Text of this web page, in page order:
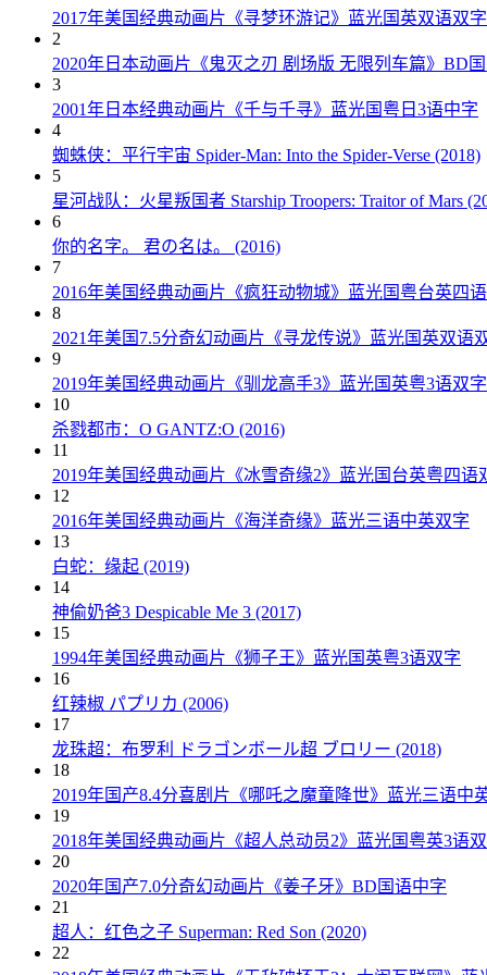
2017年美国经典动画片《寻梦环游记》蓝光国英双语双字
2
2020年日本动画片《鬼灭之刃 剧场版 无限列车篇》BD
3
2001年日本经典动画片《千与千寻》蓝光国粤日3语中字
4
蜘蛛侠：平行宇宙 Spider-Man: Into the Spider-Verse (2018)
5
星河战队：火星叛国者 Starship Troopers: Traitor of Mars
6
你的名字。 君の名は。 (2016)
7
2016年美国经典动画片《疯狂动物城》蓝光国粤台英四
8
2021年美国7.5分奇幻动画片《寻龙传说》蓝光国英双语
9
2019年美国经典动画片《驯龙高手3》蓝光国英粤3语双字
10
杀戮都市：O GANTZ:O (2016)
11
2019年美国经典动画片《冰雪奇缘2》蓝光国台英粤四语
12
2016年美国经典动画片《海洋奇缘》蓝光三语中英双字
13
白蛇：缘起 (2019)
14
神偷奶爸3 Despicable Me 3 (2017)
15
1994年美国经典动画片《狮子王》蓝光国英粤3语双字
16
红辣椒 パプリカ (2006)
17
龙珠超：布罗利 ドラゴンボール超 ブロリー (2018)
18
2019年国产8.4分喜剧片《哪吒之魔童降世》蓝光三语中
19
2018年美国经典动画片《超人总动员2》蓝光国粤英3语
20
2020年国产7.0分奇幻动画片《姜子牙》BD国语中字
21
超人：红色之子 Superman: Red Son (2020)
22